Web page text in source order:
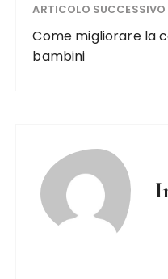
ARTICOLO SUCCESSIVO
Come migliorare la
bambini